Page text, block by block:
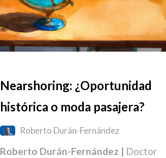
Nearshoring: ¿Oportunidad
histórica o moda pasajera?
Roberto Durán-Fernández
Roberto Durán-Fernández | Doctor